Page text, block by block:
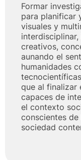
Formar
para planificar
visuales y
creativos,
aunando el
humanidades
que al finalizar
capaces de
el contexto
conscientes de
sociedad